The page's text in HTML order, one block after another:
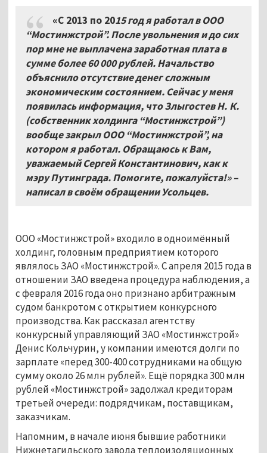
«С 2013 по 2015 год я работал в ООО
“Мостинжстрой”. После увольнения и до сих
пор мне не выплачена заработная плата в
сумме более 60 000 рублей. Начальство
объяснило отсутствие денег сложным
экономическим состоянием. Сейчас у меня
появилась информация, что Злыгостев Н. К.
(собственник холдинга “Мостинжстрой”)
вообще закрыл ООО “Мостинжстрой”, на
котором я работал. Обращаюсь к Вам,
уважаемый Сергей Константинович, как к
мэру Путинграда. Помогите, пожалуйста!» –
написал в своём обращении Усольцев.
ООО «Мостинжстрой» входило в одноимённый
холдинг, головным предприятием которого
являлось ЗАО «Мостинжстрой». С апреля 2015 года в
отношении ЗАО введена процедура наблюдения, а
с февраля 2016 года оно признано арбитражным
судом банкротом с открытием конкурсного
производства. Как рассказал агентству
конкурсный управляющий ЗАО «Мостинжстрой»
Денис Кольчурин, у компании имеются долги по
зарплате «перед 300-400 сотрудниками на общую
сумму около 26 млн рублей». Ещё порядка 300 млн
рублей «Мостинжстрой» задолжал кредиторам
третьей очереди: подрядчикам, поставщикам,
заказчикам.
Напомним, в начале июня бывшие работники
Нижнетагильского завода теплоизоляционных